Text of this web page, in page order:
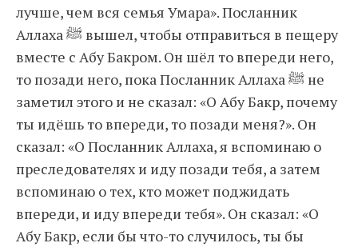
лучше, чем вся семья Умара». Посланник
Аллаха ﷺ вышел, чтобы отправиться в пещеру
вместе с Абу Бакром. Он шёл то впереди него,
то позади него, пока Посланник Аллаха ﷺ не
заметил этого и не сказал: «О Абу Бакр, почему
ты идёшь то впереди, то позади меня?». Он
сказал: «О Посланник Аллаха, я вспоминаю о
преследователях и иду позади тебя, а затем
вспоминаю о тех, кто может поджидать
впереди, и иду впереди тебя». Он сказал: «О
Абу Бакр, если бы что-то случилось, ты бы